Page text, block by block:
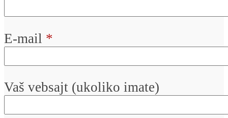
E-mail *
Vaš vebsajt (ukoliko imate)